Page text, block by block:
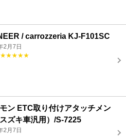
/ carrozzeria KJ-F101SC
2月7日
★★★★★
ン ETC取り付けアタッチメン
スズキ車汎用）/S-7225
2月7日